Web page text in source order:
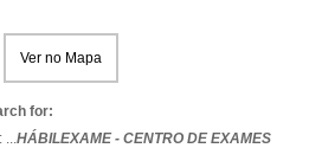
Ver no Mapa
for:
...HÁBILEXAME - CENTRO DE EXAMES